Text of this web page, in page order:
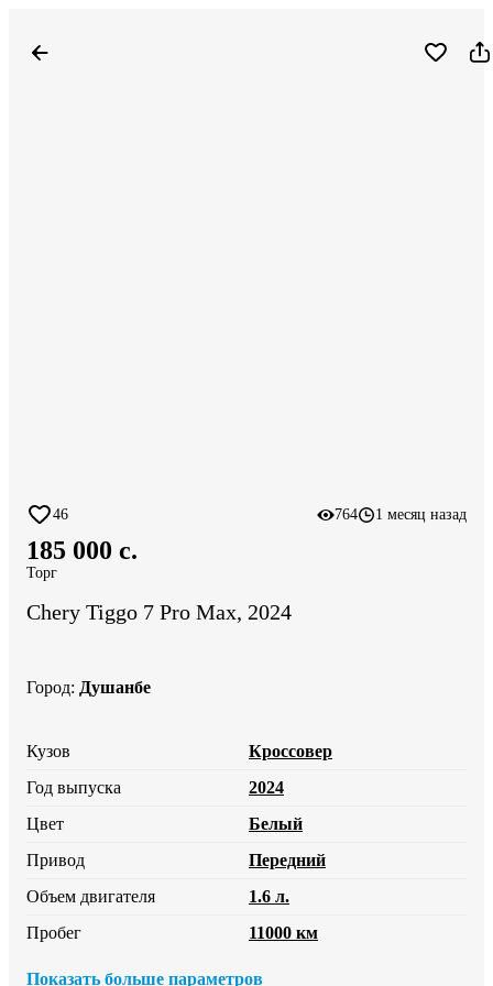
46 764 1 месяц назад
185 000 c.
Торг
Chery Tiggo 7 Pro Max, 2024
Город: Душанбе
Кузов
Кроссовер
Год выпуска
2024
Цвет
Белый
Привод
Передний
Объем двигателя
1.6 л.
Пробег
11000 км
Показать больше параметров